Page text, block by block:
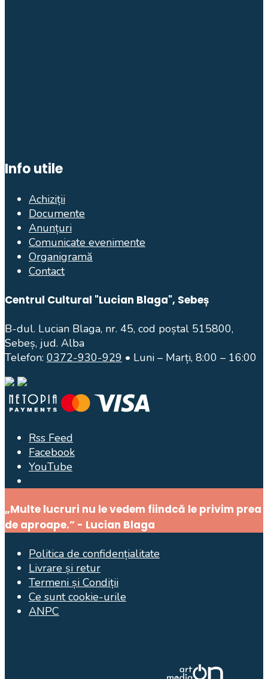
Info utile
Achiziții
Documente
Anunțuri
Comunicate evenimente
Organigramă
Contact
Centrul Cultural "Lucian Blaga", Sebeș
B-dul. Lucian Blaga, nr. 45, cod poștal 515800,
Sebeș, jud. Alba
Telefon: 0372-930-929 • Luni – Marți, 8:00 – 16:00
Rss Feed
Facebook
YouTube
Window
„Multe lucruri nu le vedem fiindcă le privim prea
de aproape.” - Lucian Blaga
Politica de confidențialitate
Livrare și retur
Termeni și Condiții
Ce sunt cookie-urile
ANPC